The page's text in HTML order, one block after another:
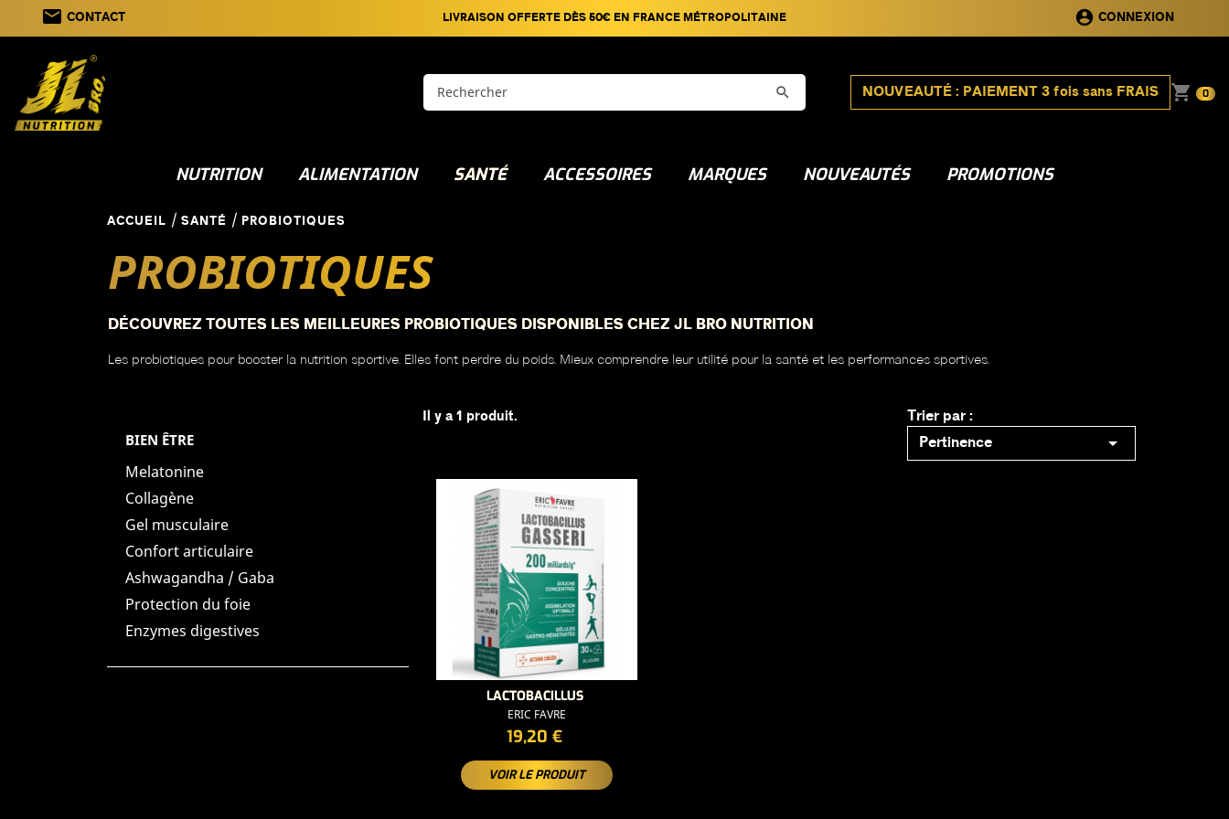
email CONTACT LIVRAISON OFFERTE DÈS 50€ EN FRANCE MÉTROPOLITAINE account_circle CONNEXION
 NOUVEAUTÉ : PAIEMENT 3 fois sans FRAIS shopping_cart 0
NUTRITION ALIMENTATION SANTÉ ACCESSOIRES MARQUES NOUVEAUTÉS PROMOTIONS
ACCUEIL SANTÉ PROBIOTIQUES
PROBIOTIQUES
DÉCOUVREZ TOUTES LES MEILLEURES PROBIOTIQUES DISPONIBLES CHEZ JL BRO NUTRITION
Les probiotiques pour booster la nutrition sportive. Elles font perdre du poids. Mieux comprendre leur utilité pour la santé et les performances sportives.
BIEN ÊTRE
Melatonine
Collagène
Gel musculaire
Confort articulaire
Ashwagandha / Gaba
Protection du foie
Enzymes digestives
Il y a 1 produit.
Trier par :
Pertinence

LACTOBACILLUS
ERIC FAVRE
PRIX
19,20 €
VOIR LE PRODUIT